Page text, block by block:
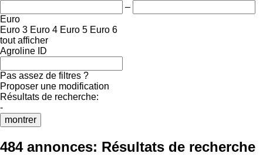
–
Euro
Euro 3 Euro 4 Euro 5 Euro 6
tout afficher
Agroline ID
Pas assez de filtres ?
Proposer une modification
Résultats de recherche:
-
montrer
484 annonces: Résultats de recherche